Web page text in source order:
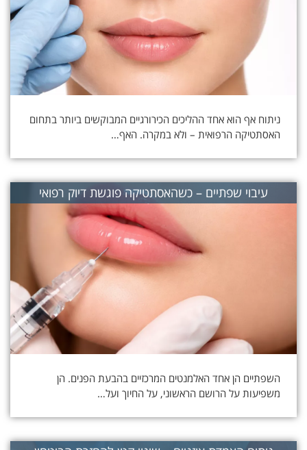
ניתוח אף הוא אחד ההליכים הכירורגיים המבוקשים ביותר בתחום
האסתטיקה הרפואית – ולא במקרה. האף…
עיבוי שפתיים – כשהאסתטיקה פוגשת דיוק רפואי
השפתיים הן אחד האלמנטים המרכזיים בהבעת הפנים. הן
משפיעות על הרושם הראשוני, על החיוך ועל…